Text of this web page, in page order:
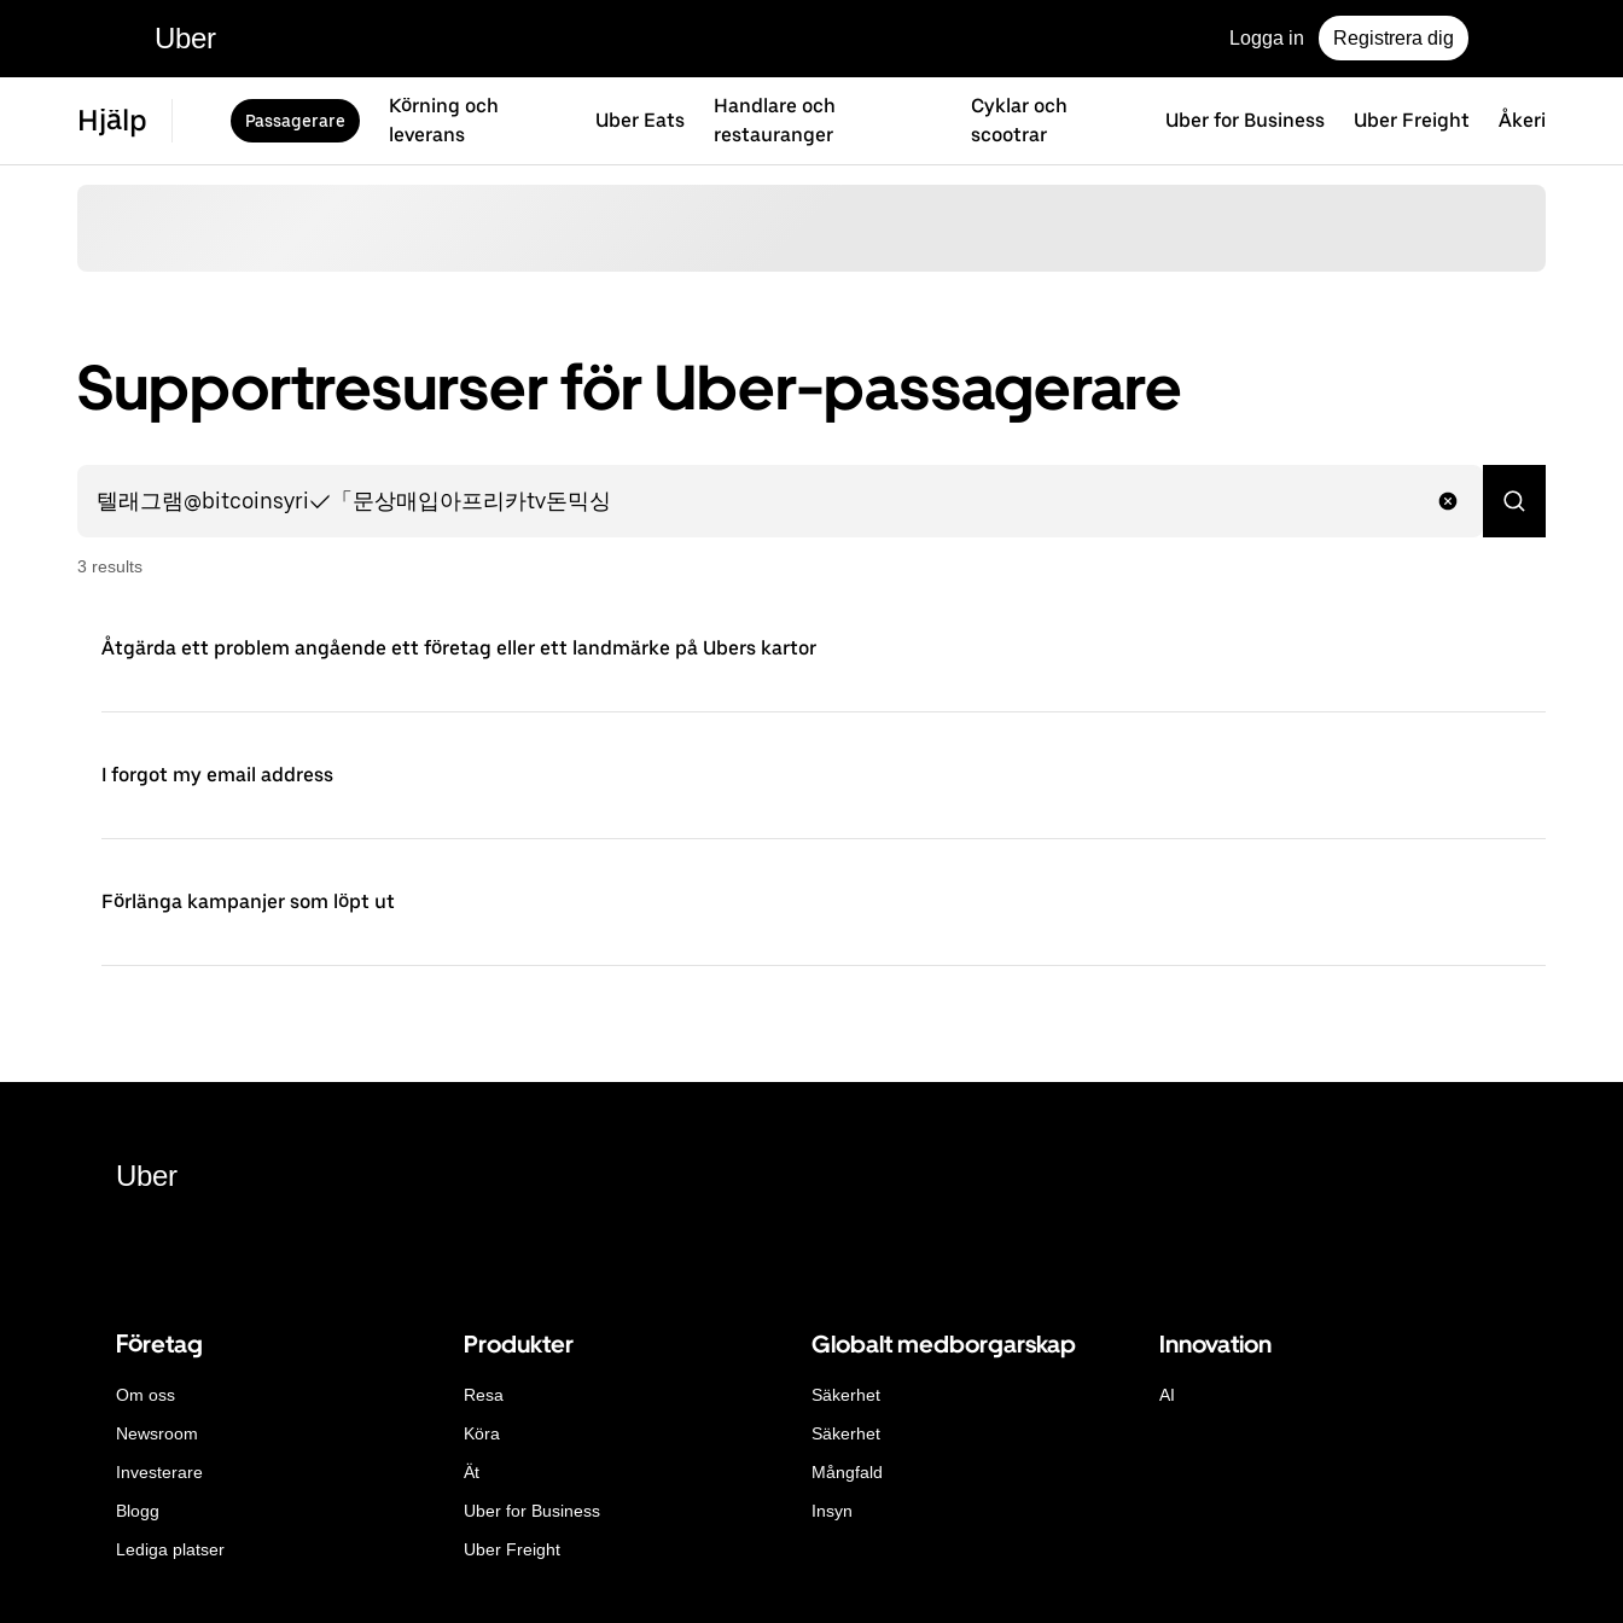
Uber Logga in Registrera dig
Hjälp Passagerare
Körning och
leverans
Uber Eats
Handlare och
restauranger
Cyklar och
scootrar
Uber for Business Uber Freight Åkeri
Supportresurser för Uber-passagerare
3 results
Åtgärda ett problem angående ett företag eller ett landmärke på Ubers kartor
I forgot my email address
Förlänga kampanjer som löpt ut
Uber
Företag
Om oss
Newsroom
Investerare
Blogg
Lediga platser
Produkter
Resa
Köra
Ät
Uber for Business
Uber Freight
Globalt medborgarskap
Säkerhet
Säkerhet
Mångfald
Insyn
Innovation
AI